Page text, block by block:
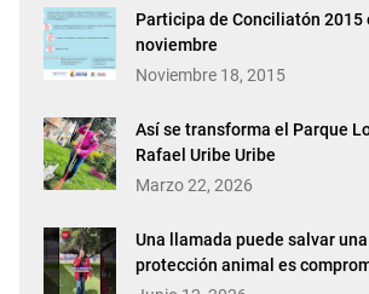
Participa de Conciliatón 2015
noviembre
Noviembre 18, 2015
Así se transforma el Parque
Rafael Uribe Uribe
Marzo 22, 2026
Una llamada puede salvar
protección animal es